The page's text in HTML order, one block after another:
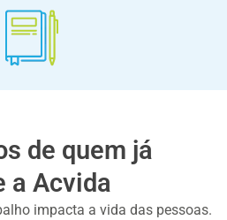
de quem já
a Acvida
impacta a vida das pessoas.